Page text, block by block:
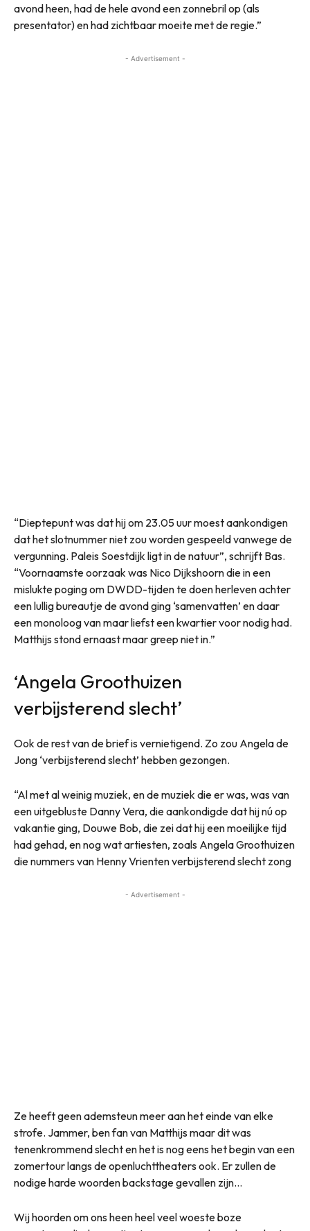
avond heen, had de hele avond een zonnebril op (als
presentator) en had zichtbaar moeite met de regie.”
- Advertisement -
“Dieptepunt was dat hij om 23.05 uur moest aankondigen
dat het slotnummer niet zou worden gespeeld vanwege de
vergunning. Paleis Soestdijk ligt in de natuur”, schrijft Bas.
“Voornaamste oorzaak was Nico Dijkshoorn die in een
mislukte poging om DWDD-tijden te doen herleven achter
een lullig bureautje de avond ging ‘samenvatten’ en daar
een monoloog van maar liefst een kwartier voor nodig had.
Matthijs stond ernaast maar greep niet in.”
‘Angela Groothuizen
verbijsterend slecht’
Ook de rest van de brief is vernietigend. Zo zou Angela de
Jong ‘verbijsterend slecht’ hebben gezongen.
“Al met al weinig muziek, en de muziek die er was, was van
een uitgebluste Danny Vera, die aankondigde dat hij nú op
vakantie ging, Douwe Bob, die zei dat hij een moeilijke tijd
had gehad, en nog wat artiesten, zoals Angela Groothuizen
die nummers van Henny Vrienten verbijsterend slecht zong
- Advertisement -
Ze heeft geen ademsteun meer aan het einde van elke
strofe. Jammer, ben fan van Matthijs maar dit was
tenenkrommend slecht en het is nog eens het begin van een
zomertour langs de openluchttheaters ook. Er zullen de
nodige harde woorden backstage gevallen zijn…
Wij hoorden om ons heen heel veel woeste boze